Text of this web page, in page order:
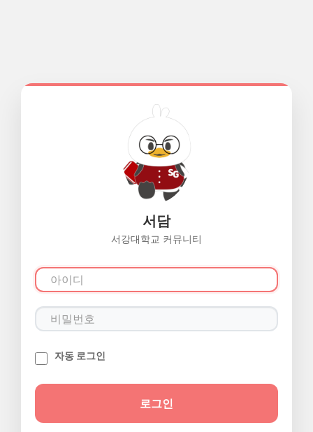
서담
서강대학교 커뮤니티
자동 로그인